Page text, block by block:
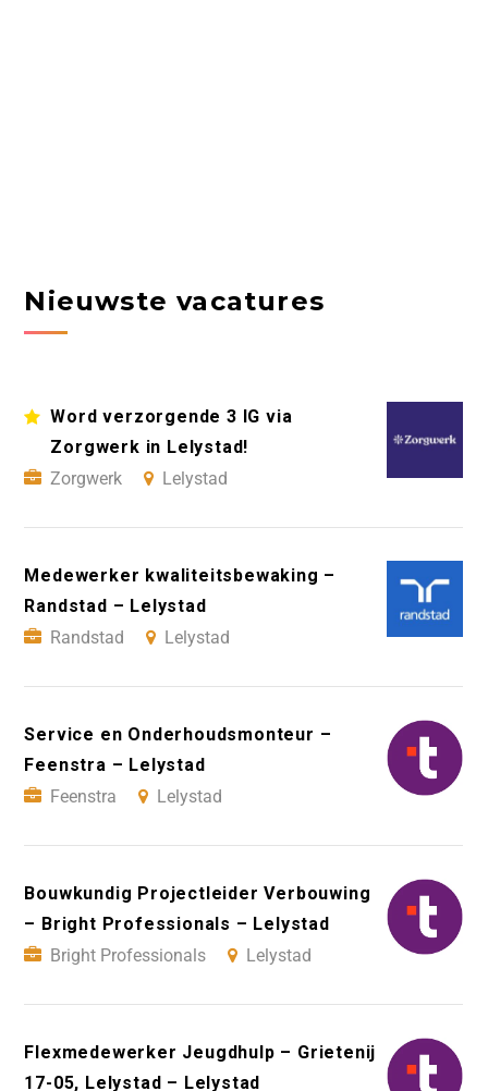
Nieuwste vacatures
Word verzorgende 3 IG via
Zorgwerk in Lelystad!
Zorgwerk
Lelystad
Medewerker kwaliteitsbewaking –
Randstad – Lelystad
Randstad
Lelystad
Service en Onderhoudsmonteur –
Feenstra – Lelystad
Feenstra
Lelystad
Bouwkundig Projectleider Verbouwing
– Bright Professionals – Lelystad
Bright Professionals
Lelystad
Flexmedewerker Jeugdhulp – Grietenij
17-05, Lelystad – Lelystad